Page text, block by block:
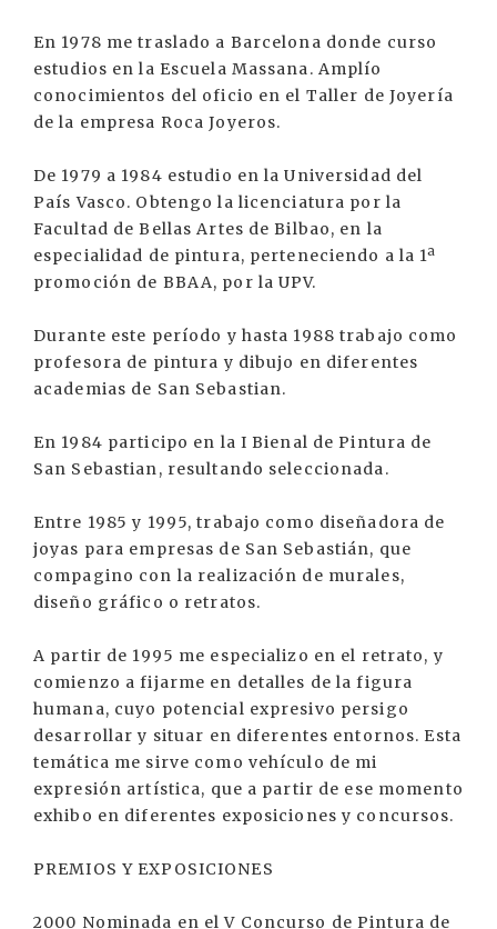
En 1978 me traslado a Barcelona donde curso
estudios en la Escuela Massana. Amplío
conocimientos del oficio en el Taller de Joyería
de la empresa Roca Joyeros.
De 1979 a 1984 estudio en la Universidad del
País Vasco. Obtengo la licenciatura por la
Facultad de Bellas Artes de Bilbao, en la
especialidad de pintura, perteneciendo a la 1ª
promoción de BBAA, por la UPV.
Durante este período y hasta 1988 trabajo como
profesora de pintura y dibujo en diferentes
academias de San Sebastian.
En 1984 participo en la I Bienal de Pintura de
San Sebastian, resultando seleccionada.
Entre 1985 y 1995, trabajo como diseñadora de
joyas para empresas de San Sebastián, que
compagino con la realización de murales,
diseño gráfico o retratos.
A partir de 1995 me especializo en el retrato, y
comienzo a fijarme en detalles de la figura
humana, cuyo potencial expresivo persigo
desarrollar y situar en diferentes entornos. Esta
temática me sirve como vehículo de mi
expresión artística, que a partir de ese momento
exhibo en diferentes exposiciones y concursos.
PREMIOS Y EXPOSICIONES
2000 Nominada en el V Concurso de Pintura de